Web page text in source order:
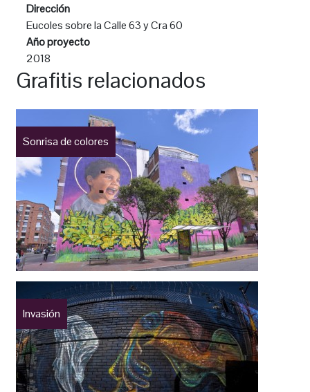
Dirección
Eucoles sobre la Calle 63 y Cra 60
Año proyecto
2018
Grafitis relacionados
Sonrisa de colores
Invasión